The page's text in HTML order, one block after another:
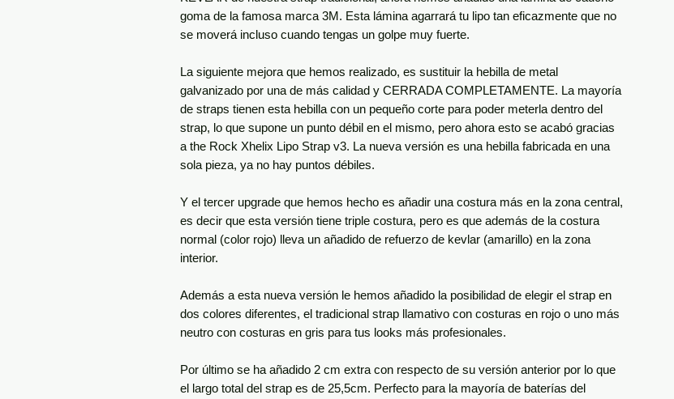
goma de la famosa marca 3M. Esta lámina agarrará tu lipo tan eficazmente que no
se moverá incluso cuando tengas un golpe muy fuerte.
La siguiente mejora que hemos realizado, es sustituir la hebilla de metal
galvanizado por una de más calidad y CERRADA COMPLETAMENTE. La mayoría
de straps tienen esta hebilla con un pequeño corte para poder meterla dentro del
strap, lo que supone un punto débil en el mismo, pero ahora esto se acabó gracias
a the Rock Xhelix Lipo Strap v3. La nueva versión es una hebilla fabricada en una
sola pieza, ya no hay puntos débiles.
Y el tercer upgrade que hemos hecho es añadir una costura más en la zona central,
es decir que esta versión tiene triple costura, pero es que además de la costura
normal (color rojo) lleva un añadido de refuerzo de kevlar (amarillo) en la zona
interior.
Además a esta nueva versión le hemos añadido la posibilidad de elegir el strap en
dos colores diferentes, el tradicional strap llamativo con costuras en rojo o uno más
neutro con costuras en gris para tus looks más profesionales.
Por último se ha añadido 2 cm extra con respecto de su versión anterior por lo que
el largo total del strap es de 25,5cm. Perfecto para la mayoría de baterías del